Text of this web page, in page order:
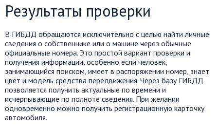
Результаты проверки
В ГИБДД обращаются исключительно с целью найти личные
сведения о собственнике или о машине через обычные
официальные номера. Это простой вариант проверки и
получения информации, особенно если человек,
занимающийся поиском, имеет в распоряжении номер, знает
цвет и модель средства передвижения. Через базу ГИБДД
позволяется получить актуальные по времени и
исчерпывающие по полноте сведения. При желании
одновременно можно получить регистрационную карточку
автомобиля.